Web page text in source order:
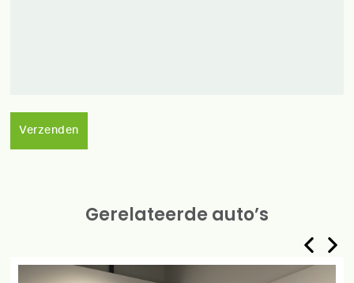
Verzenden
Gerelateerde auto’s